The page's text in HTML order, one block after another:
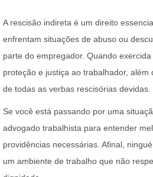
A rescisão indireta é um direito
enfrentam situações de abuso ou
parte do empregador. Quando
proteção e justiça ao trabalhador,
de todas as verbas rescisórias devidas.
Se você está passando por uma
advogado trabalhista para entender
providências necessárias. Afinal,
um ambiente de trabalho que não